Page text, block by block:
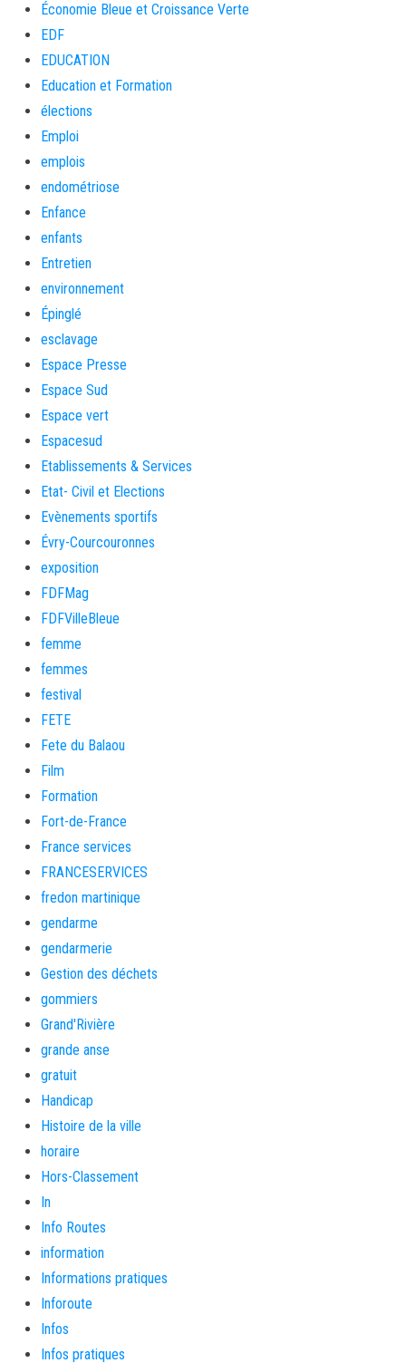
Économie Bleue et Croissance Verte
EDF
EDUCATION
Education et Formation
élections
Emploi
emplois
endométriose
Enfance
enfants
Entretien
environnement
Épinglé
esclavage
Espace Presse
Espace Sud
Espace vert
Espacesud
Etablissements & Services
Etat- Civil et Elections
Evènements sportifs
Évry-Courcouronnes
exposition
FDFMag
FDFVilleBleue
femme
femmes
festival
FETE
Fete du Balaou
Film
Formation
Fort-de-France
France services
FRANCESERVICES
fredon martinique
gendarme
gendarmerie
Gestion des déchets
gommiers
Grand'Rivière
grande anse
gratuit
Handicap
Histoire de la ville
horaire
Hors-Classement
In
Info Routes
information
Informations pratiques
Inforoute
Infos
Infos pratiques